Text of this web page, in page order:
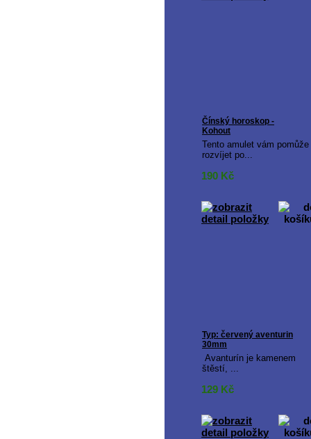
Čínský horoskop -
Kohout
Tento amulet vám pomůže
rozvíjet po...
190 Kč
Typ: červený aventurin
30mm
Avanturín je kamenem
štěstí, ...
129 Kč